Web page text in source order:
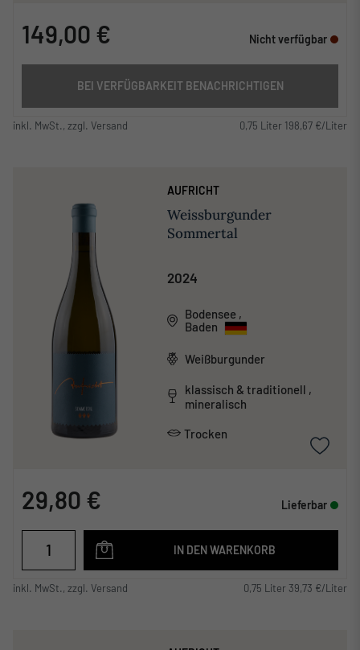
149,00 € Nicht verfügbar
BEI VERFÜGBARKEIT BENACHRICHTIGEN
inkl. MwSt., zzgl. Versand 0,75 Liter 198,67 €/Liter
AUFRICHT
Weissburgunder
Sommertal
2024
Bodensee ,
Baden
Weißburgunder
klassisch & traditionell ,
mineralisch
Trocken
29,80 € Lieferbar
IN DEN WARENKORB
inkl. MwSt., zzgl. Versand 0,75 Liter 39,73 €/Liter